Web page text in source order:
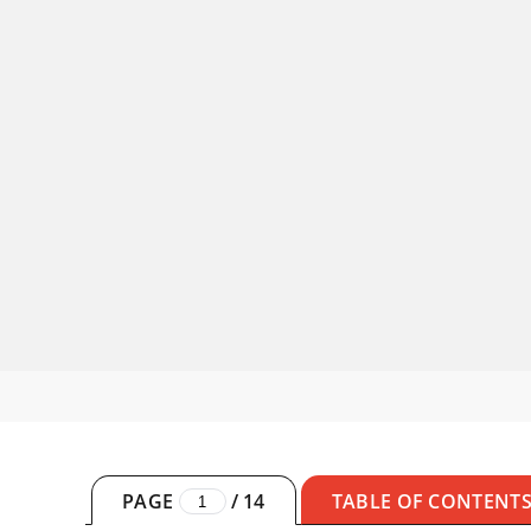
PAGE /14 TABLE OF CONTENTS